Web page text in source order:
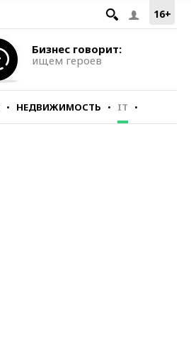
16+
Бизнес говорит:
ищем героев
НЕДВИЖИМОСТЬ IT